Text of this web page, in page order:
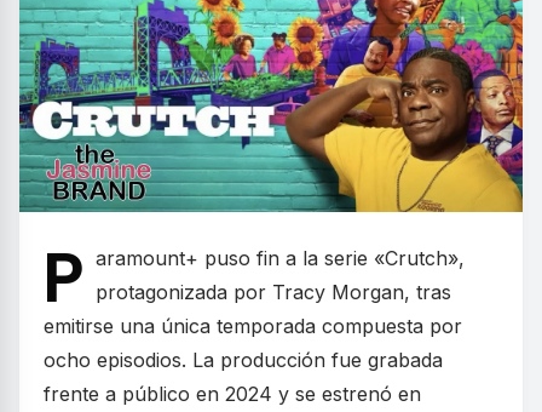
P aramount+ puso fin a la serie «Crutch»,
protagonizada por Tracy Morgan, tras
emitirse una única temporada compuesta por
ocho episodios. La producción fue grabada
frente a público en 2024 y se estrenó en